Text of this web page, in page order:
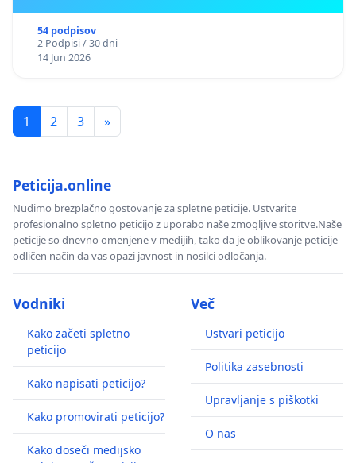
54 podpisov
2 Podpisi / 30 dni
14 Jun 2026
1 2 3 »
Peticija.online
Nudimo brezplačno gostovanje za spletne peticije. Ustvarite
profesionalno spletno peticijo z uporabo naše zmogljive storitve.Naše
peticije so dnevno omenjene v medijih, tako da je oblikovanje peticije
odličen način da vas opazi javnost in nosilci odločanja.
Vodniki
Kako začeti spletno
peticijo
Kako napisati peticijo?
Kako promovirati peticijo?
Kako doseči medijsko
Več
Ustvari peticijo
Politika zasebnosti
Upravljanje s piškotki
O nas